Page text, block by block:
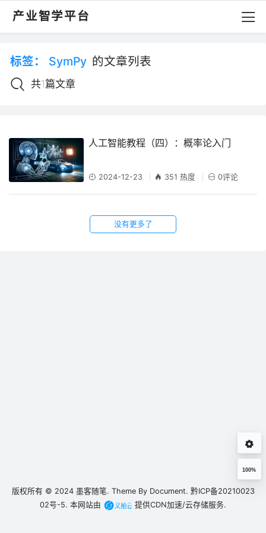
产业智学平台
标签： SymPy 的文章列表
共1篇文章
人工智能教程（四）：概率论入门
2024-12-23 351 热度 0评论
没有更多了
100%
版权所有 © 2024 墨客随笔. Theme By Document. 黔ICP备20210023
02号-5. 本网站由 提供CDN加速/云存储服务.